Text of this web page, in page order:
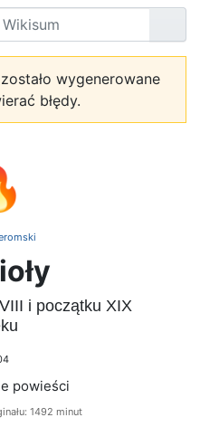
wygenerowane
błędy.
i początku XIX
powieści
1492 minut